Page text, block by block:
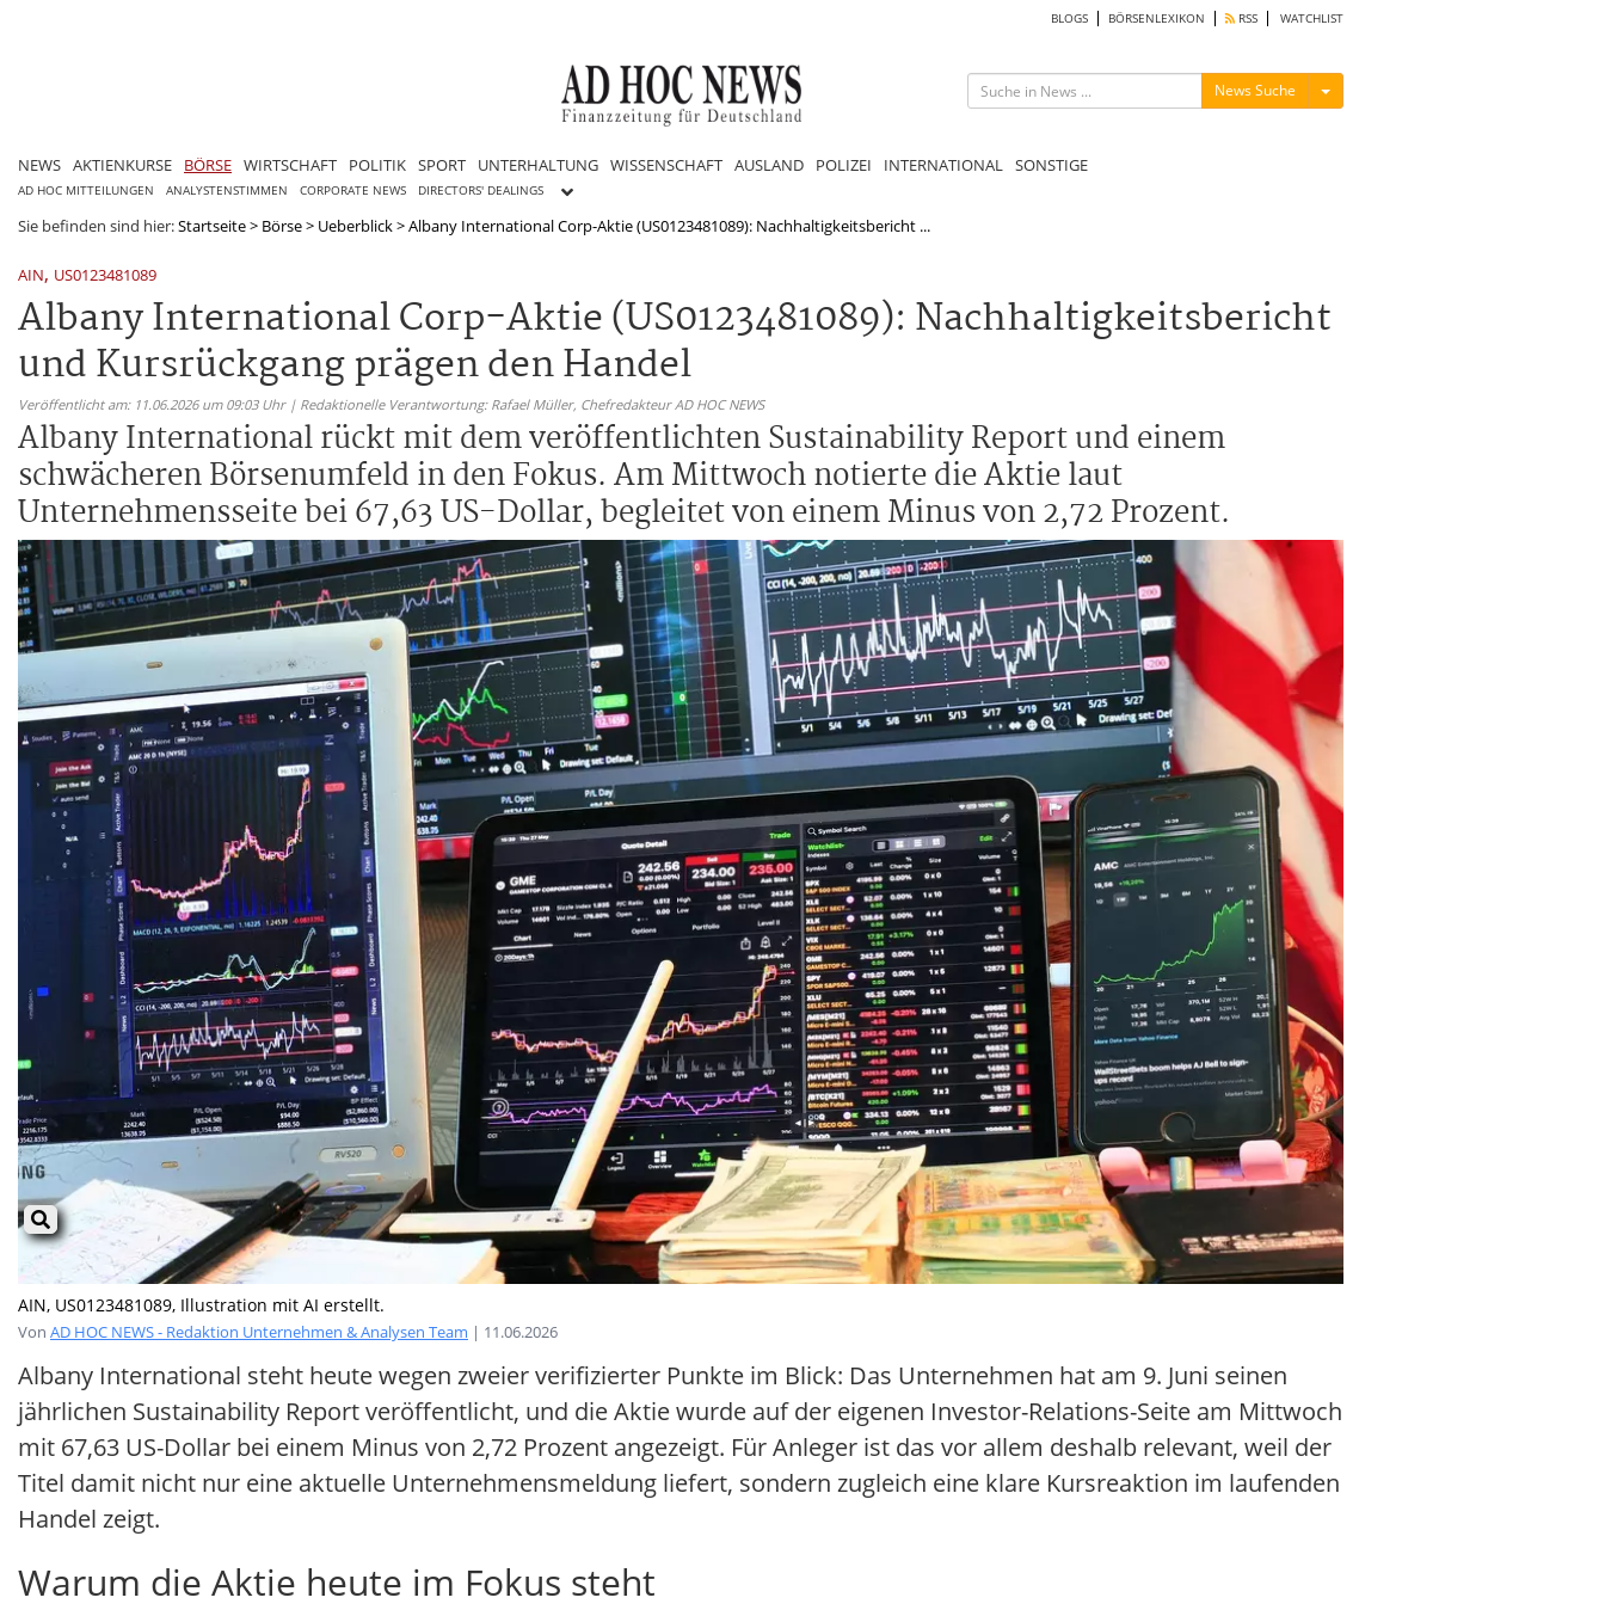
BLOGS BÖRSENLEXIKON RSS WATCHLIST
News Suche Menü ein-/ausblenden
NEWS AKTIENKURSE BÖRSE WIRTSCHAFT POLITIK SPORT UNTERHALTUNG WISSENSCHAFT AUSLAND POLIZEI INTERNATIONAL SONSTIGE
AD HOC MITTEILUNGEN ANALYSTENSTIMMEN CORPORATE NEWS DIRECTORS' DEALINGS
Sie befinden sind hier:Startseite> Börse> Ueberblick>Albany International Corp-Aktie (US0123481089): Nachhaltigkeitsbericht ...
AIN, US0123481089
Albany International Corp-Aktie (US0123481089): Nachhaltigkeitsbericht
und Kursrückgang prägen den Handel
Veröffentlicht am: 11.06.2026 um 09:03 Uhr | Redaktionelle Verantwortung: Rafael Müller, Chefredakteur AD HOC NEWS
Albany International rückt mit dem veröffentlichten Sustainability Report und einem
schwächeren Börsenumfeld in den Fokus. Am Mittwoch notierte die Aktie laut
Unternehmensseite bei 67,63 US-Dollar, begleitet von einem Minus von 2,72 Prozent.
AIN, US0123481089, Illustration mit AI erstellt.
Von AD HOC NEWS - Redaktion Unternehmen & Analysen Team | 11.06.2026
Albany International steht heute wegen zweier verifizierter Punkte im Blick: Das Unternehmen hat am 9. Juni seinen
jährlichen Sustainability Report veröffentlicht, und die Aktie wurde auf der eigenen Investor-Relations-Seite am Mittwoch
mit 67,63 US-Dollar bei einem Minus von 2,72 Prozent angezeigt. Für Anleger ist das vor allem deshalb relevant, weil der
Titel damit nicht nur eine aktuelle Unternehmensmeldung liefert, sondern zugleich eine klare Kursreaktion im laufenden
Handel zeigt.
Warum die Aktie heute im Fokus steht